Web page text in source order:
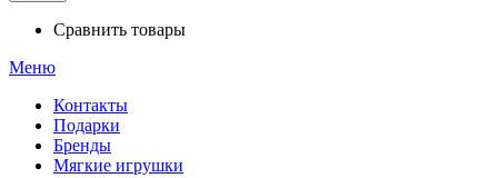
Сравнить товары
Меню
Контакты
Подарки
Бренды
Мягкие игрушки